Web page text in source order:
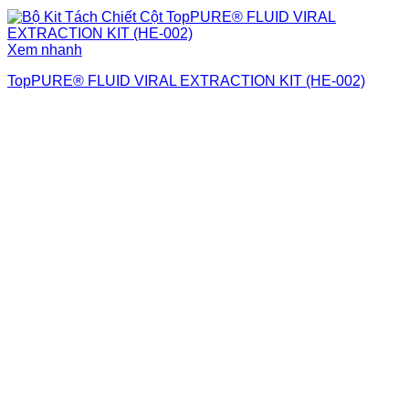
Xem nhanh
TopPURE® FLUID VIRAL EXTRACTION KIT (HE-002)